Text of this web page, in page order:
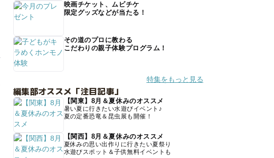
映画チケット、ムビチケ
限定グッズなどが当たる！
その道のプロに教わる
こだわりの親子体験プログラム！
特集をもっと見る
編集部オススメ「注目記事」
【関東】8月＆夏休みのオススメ
暑い夏に行きたい水遊びイベント♪
夏の定番恐竜＆昆虫展も開催！
【関西】8月＆夏休みのオススメ
夏休みの思い出作りに行きたい夏祭り
水遊びスポット＆子供無料イベントも